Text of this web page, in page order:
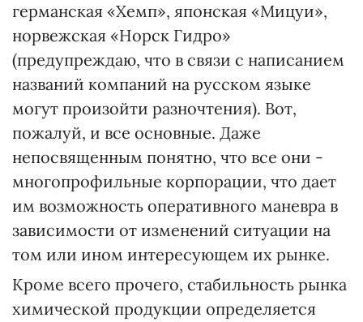
германская «Хемп», японская «Мицуи»,
норвежская «Норск Гидро»
(предупреждаю, что в связи с написанием
названий компаний на русском языке
могут произойти разночтения). Вот,
пожалуй, и все основные. Даже
непосвященным понятно, что все они -
многопрофильные корпорации, что дает
им возможность оперативного маневра в
зависимости от изменений ситуации на
том или ином интересующем их рынке.
Кроме всего прочего, стабильность рынка
химической продукции определяется